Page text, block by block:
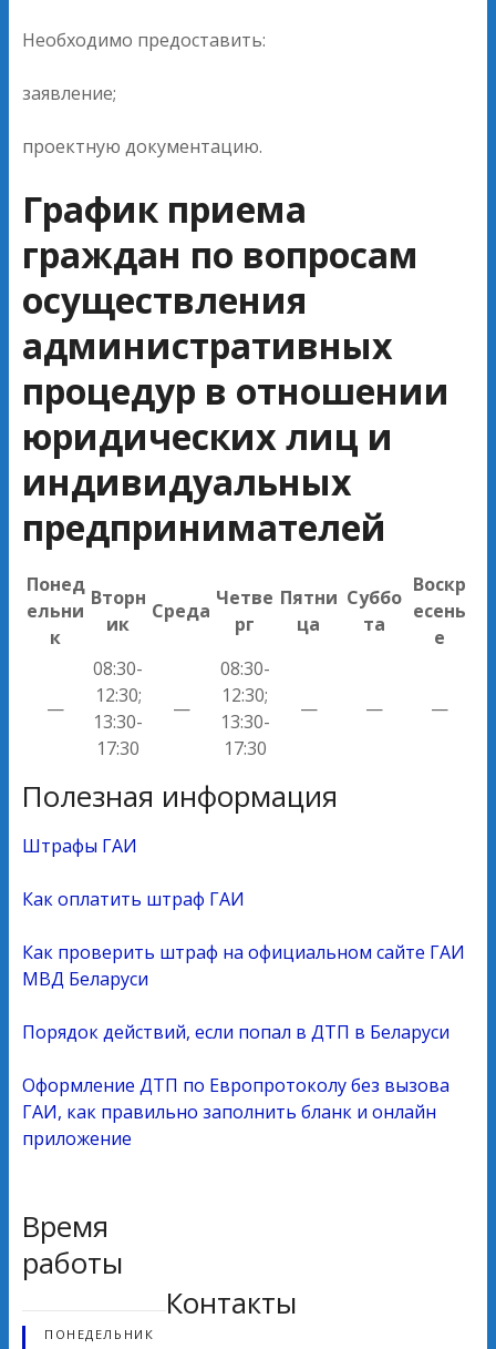
Необходимо предоставить:
заявление;
проектную документацию.
График приема
граждан по вопросам
осуществления
административных
процедур в отношении
юридических лиц и
индивидуальных
предпринимателей
Понед
ельни
к
Вторн
ик
Среда
Четве
рг
Пятни
ца
Суббо
та
Воскр
есень
е
—
08:30-
12:30;
13:30-
17:30
—
08:30-
12:30;
13:30-
17:30
— — —
Полезная информация
Штрафы ГАИ
Как оплатить штраф ГАИ
Как проверить штраф на официальном сайте ГАИ
МВД Беларуси
Порядок действий, если попал в ДТП в Беларуси
Оформление ДТП по Европротоколу без вызова
ГАИ, как правильно заполнить бланк и онлайн
приложение
Время
работы
ПОНЕДЕЛЬНИК
Контакты